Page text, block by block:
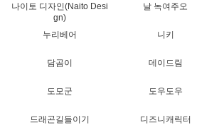
나이토 디자인(Naito Desi
gn)
날 녹여주오
누리베어 니키
담곰이 데이드림
도모군 도우도우
드래곤길들이기 디즈니캐릭터